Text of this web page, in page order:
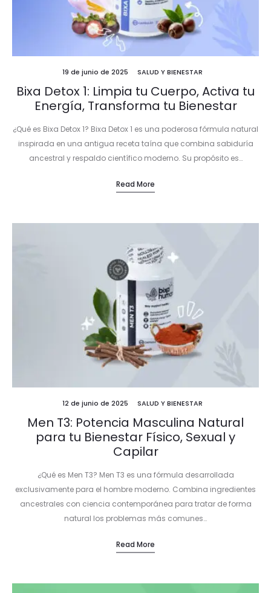
19 de junio de 2025 SALUD Y BIENESTAR
Bixa Detox 1: Limpia tu Cuerpo, Activa tu
Energía, Transforma tu Bienestar
¿Qué es Bixa Detox 1? Bixa Detox 1 es una poderosa fórmula natural
inspirada en una antigua receta taína que combina sabiduría
ancestral y respaldo científico moderno. Su propósito es…
Read More
12 de junio de 2025 SALUD Y BIENESTAR
Men T3: Potencia Masculina Natural
para tu Bienestar Físico, Sexual y
Capilar
¿Qué es Men T3? Men T3 es una fórmula desarrollada
exclusivamente para el hombre moderno. Combina ingredientes
ancestrales con ciencia contemporánea para tratar de forma
natural los problemas más comunes…
Read More